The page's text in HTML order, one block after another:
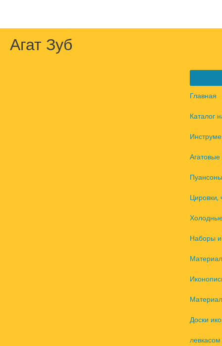
содержимому
Агат Зуб
Главная
Каталог
Агатовые
Цировки,
Наборы и
Доски
левкасом